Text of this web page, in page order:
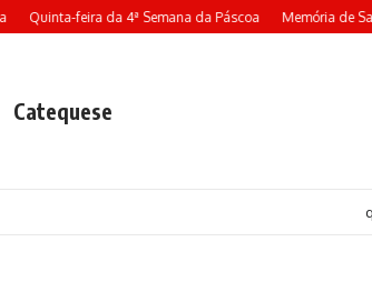
Quinta-feira da 4ª Semana da Páscoa Memória de
Catequese